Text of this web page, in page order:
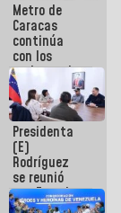
Metro de
Caracas
continúa
con los
trabajos de
mantenimiento
e inspección
en la Línea 2
Presidenta
(E)
Rodríguez
se reunió
con Estado
Mayor